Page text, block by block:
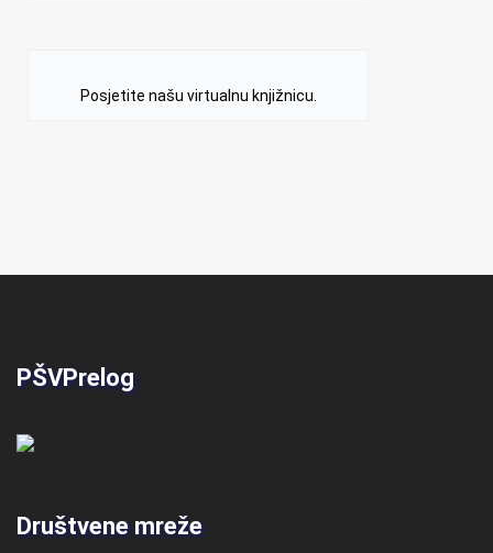
Posjetite našu virtualnu knjižnicu.
PŠVPrelog
Društvene mreže